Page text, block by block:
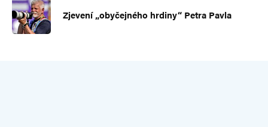
Zjevení „obyčejného hrdiny“ Petra Pavla